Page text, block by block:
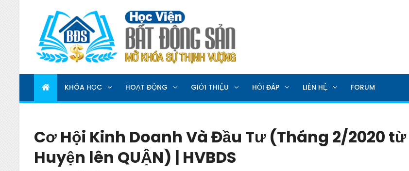
HỌC VIỆN BẤT ĐỘNG SẢN
MỞ KHOÁ SỰ THỊNH VƯỢNG
KHÓA HỌC HOẠT ĐỘNG GIỚI THIỆU HỎI ĐÁP LIÊN HỆ FORUM
Cơ Hội Kinh Doanh Và Đầu Tư (Tháng 2/2020 từ
Huyện lên QUẬN) | HVBDS